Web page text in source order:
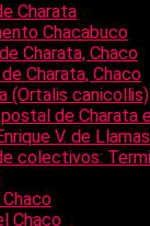
Charata
Chacabuco
Charata, Chaco
Charata, Chaco
(Ortalis canicollis)
de Charata
V. de
colectivos:
Chaco